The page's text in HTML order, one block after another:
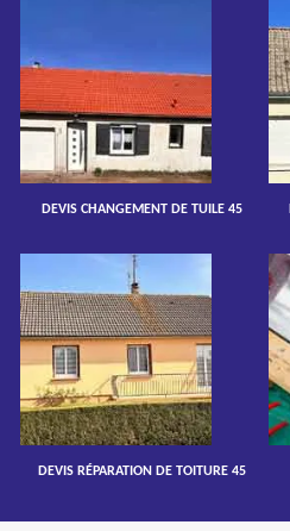
DEVIS CHANGEMENT DE TUILE 45
DEVIS RÉPARATION DE TOITURE 45